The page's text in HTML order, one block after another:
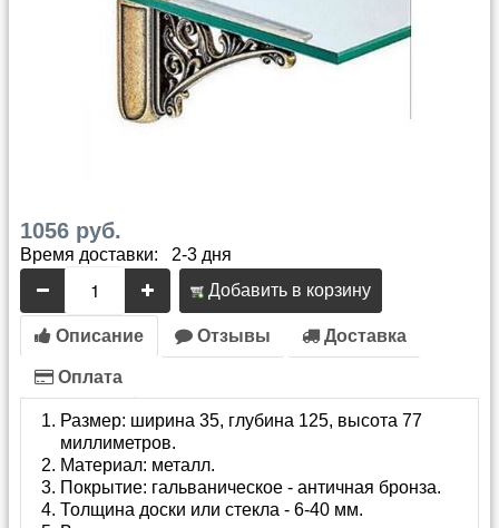
1056 руб.
Время доставки: 2-3 дня
Добавить в корзину
Описание Отзывы Доставка
Оплата
Размер: ширина 35, глубина 125, высота 77
миллиметров.
Материал: металл.
Покрытие: гальваническое - античная бронза.
Толщина доски или стекла - 6-40 мм.